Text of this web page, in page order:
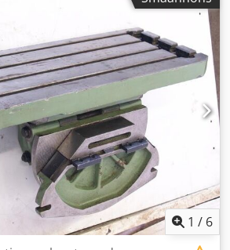
Utrustning: vrid-, tilt- och svängbar
Dsdpsvzlibofx Ab Reck Mått: 700 x
1 / 6